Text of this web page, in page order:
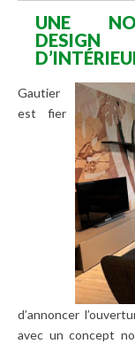
UNE
DESIGN
Gautier
est fier
d’annoncer
avec un concept